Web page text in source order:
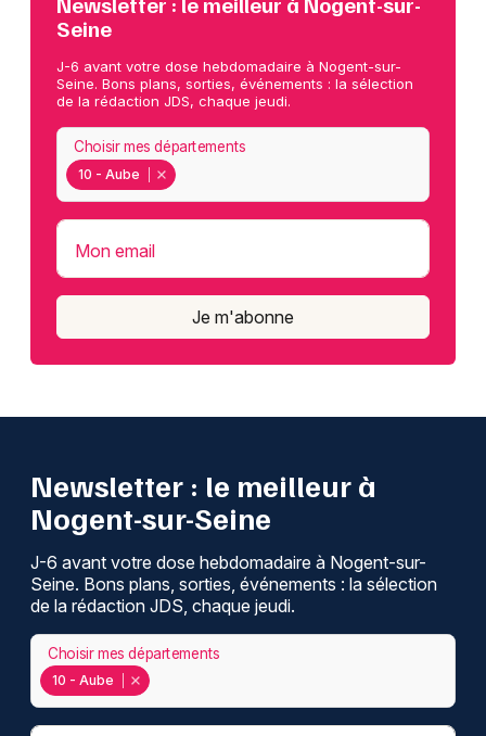
Seine
J-6 avant votre dose hebdomadaire à Nogent-sur-
Seine. Bons plans, sorties, événements : la sélection
de la rédaction JDS, chaque jeudi.
10 - Aube
Choisir mes départements
Mon email
Je m'abonne
Newsletter : le meilleur à
Nogent-sur-Seine
J-6 avant votre dose hebdomadaire à Nogent-sur-
Seine. Bons plans, sorties, événements : la sélection
de la rédaction JDS, chaque jeudi.
10 - Aube
Choisir mes départements